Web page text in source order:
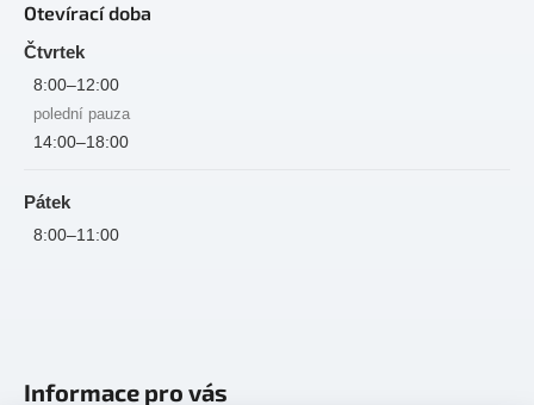
Otevírací doba
Čtvrtek
8:00–12:00
polední pauza
14:00–18:00
Pátek
8:00–11:00
Informace pro vás